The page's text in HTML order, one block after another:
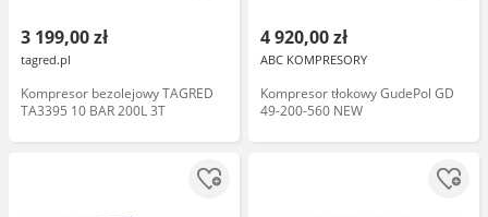
3 199,00 zł
tagred.pl
Kompresor bezolejowy TAGRED
TA3395 10 BAR 200L 3T
4 920,00 zł
ABC KOMPRESORY
Kompresor tłokowy GudePol GD
49-200-560 NEW